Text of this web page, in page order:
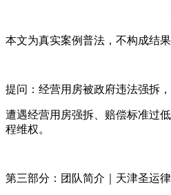
本文为真实案例普法，不构成结
提问：经营用房被政府违法强拆
遭遇经营用房强拆、赔偿标准过
程维权。
第三部分：团队简介｜天津圣运